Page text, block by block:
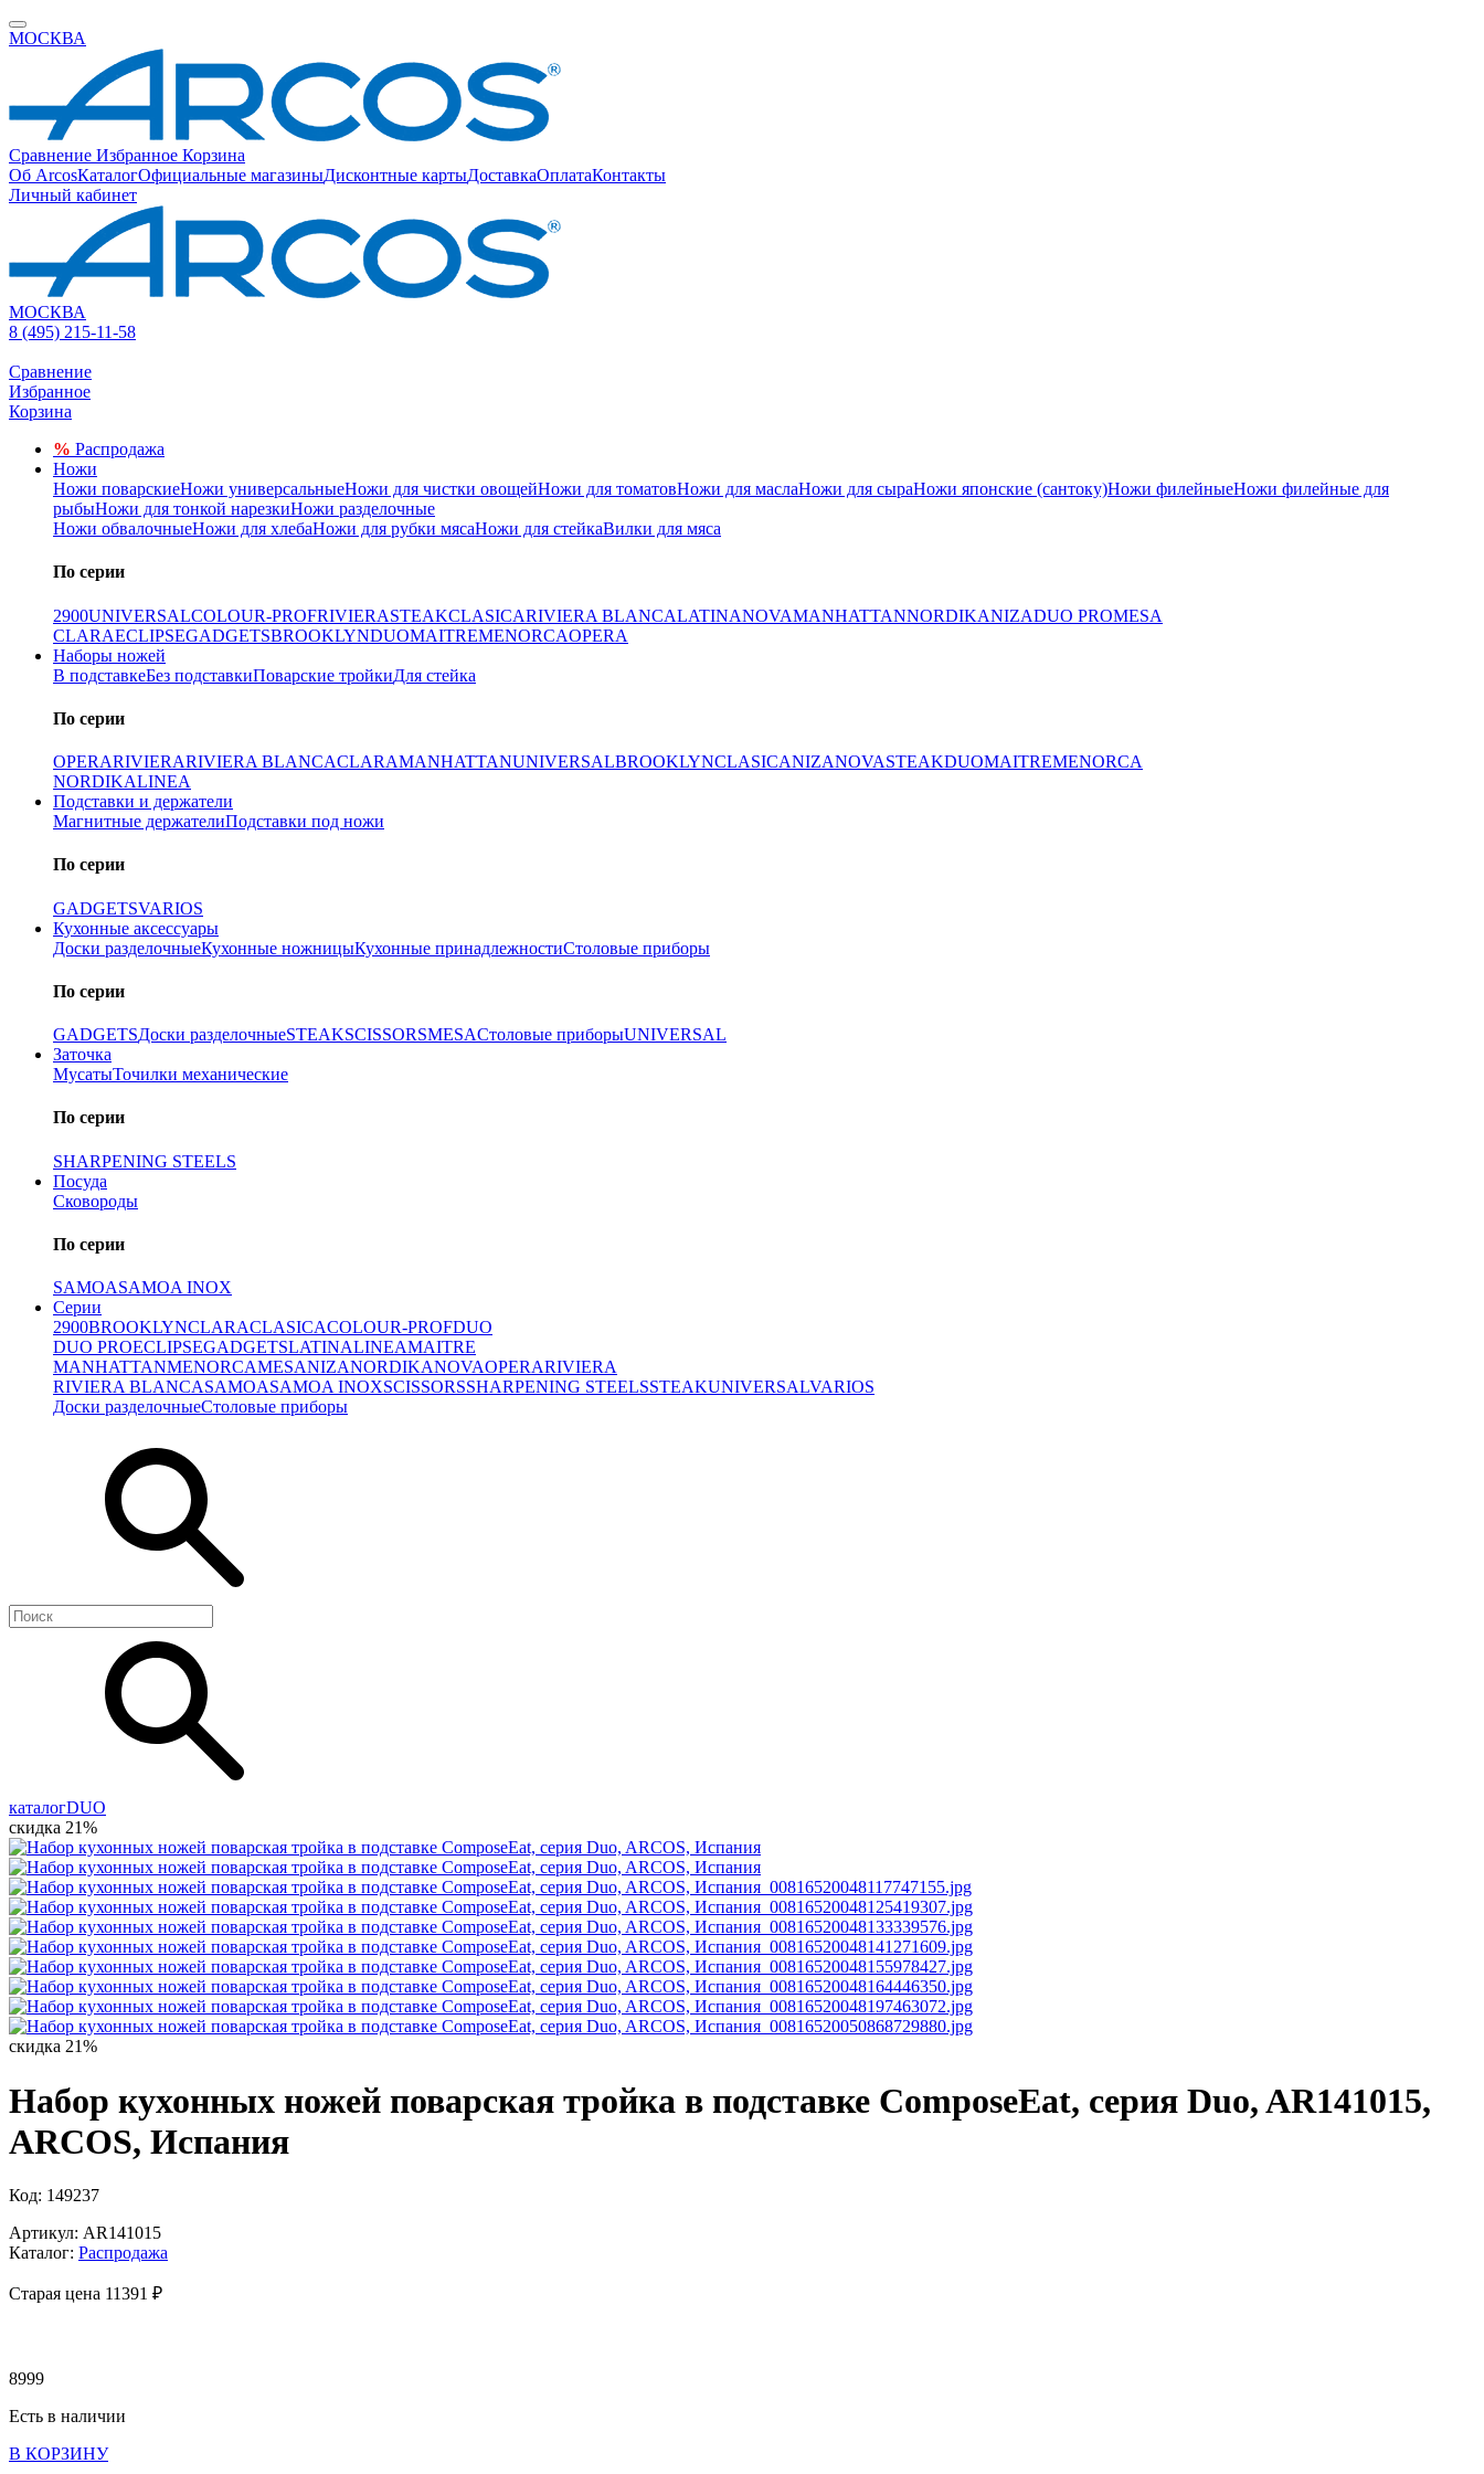
МОСКВА
Сравнение Избранное Корзина
Об ArcosКаталогОфициальные магазиныДисконтные картыДоставкаОплатаКонтакты
Личный кабинет
МОСКВА
8 (495) 215-11-58
Сравнение
Избранное
Корзина
% Распродажа
Ножи
Ножи поварскиеНожи универсальныеНожи для чистки овощейНожи для томатовНожи для маслаНожи для сыраНожи японские (сантоку)Ножи филейныеНожи филейные для
рыбыНожи для тонкой нарезкиНожи разделочные
Ножи обвалочныеНожи для хлебаНожи для рубки мясаНожи для стейкаВилки для мяса
По серии
2900UNIVERSALCOLOUR-PROFRIVIERASTEAKCLASICARIVIERA BLANCALATINANOVAMANHATTANNORDIKANIZADUO PROMESA
CLARAECLIPSEGADGETSBROOKLYNDUOMAITREMENORCAOPERA
Наборы ножей
В подставкеБез подставкиПоварские тройкиДля стейка
По серии
OPERARIVIERARIVIERA BLANCACLARAMANHATTANUNIVERSALBROOKLYNCLASICANIZANOVASTEAKDUOMAITREMENORCA
NORDIKALINEA
Подставки и держатели
Магнитные держателиПодставки под ножи
По серии
GADGETSVARIOS
Кухонные аксессуары
Доски разделочныеКухонные ножницыКухонные принадлежностиСтоловые приборы
По серии
GADGETSДоски разделочныеSTEAKSCISSORSMESAСтоловые приборыUNIVERSAL
Заточка
МусатыТочилки механические
По серии
SHARPENING STEELS
Посуда
Сковороды
По серии
SAMOASAMOA INOX
Серии
2900BROOKLYNCLARACLASICACOLOUR-PROFDUO
DUO PROECLIPSEGADGETSLATINALINEAMAITRE
MANHATTANMENORCAMESANIZANORDIKANOVAOPERARIVIERA
RIVIERA BLANCASAMOASAMOA INOXSCISSORSSHARPENING STEELSSTEAKUNIVERSALVARIOS
Доски разделочныеСтоловые приборы
каталогDUO
скидка 21%
скидка 21%
Набор кухонных ножей поварская тройка в подставке ComposeEat, серия Duo, AR141015,
ARCOS, Испания
Код: 149237
Артикул: AR141015
Каталог: Распродажа
Старая цена 11391 ₽
8999
Есть в наличии
В КОРЗИНУ